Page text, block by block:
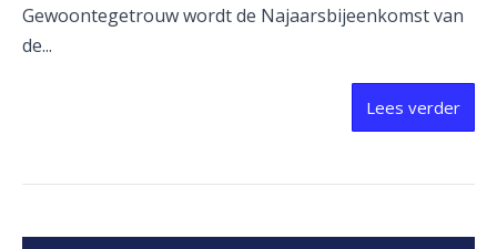
Gewoontegetrouw wordt de Najaarsbijeenkomst van
de...
Lees verder